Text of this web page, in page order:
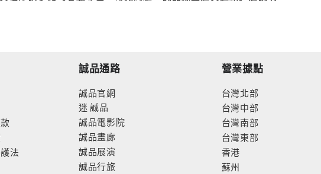
法
誠品通路
誠品官網
迷 誠品
誠品電影院
誠品畫廊
誠品展演
誠品行旅
營業據點
台灣北部
台灣中部
台灣南部
台灣東部
香港
蘇州